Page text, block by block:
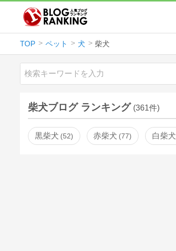
TOP ペット 犬 柴犬
柴犬ブログ ランキング (361件)
黒柴犬 52 赤柴犬 77 白柴犬